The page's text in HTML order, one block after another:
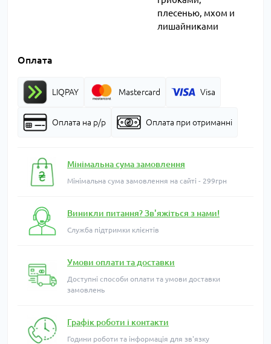
плесенью, мхом и
лишайниками
Оплата
LIQPAY Mastercard Visa
Оплата на р/р Оплата при отриманні
Мінімальна сума замовлення
Мінімальна сума замовлення на сайті - 299грн
Виникли питання? Зв'яжіться з нами!
Служба підтримки клієнтів
Умови оплати та доставки
Доступні способи оплати та умови доставки
замовлень
Графік роботи і контакти
Години роботи та інформація для зв'язку